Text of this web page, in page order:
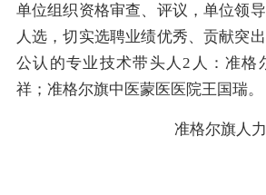
单位组织资格审查、评议，单位领
人选，切实选聘业绩优秀、贡献突
公认的专业技术带头人2人：准格
祥；准格尔旗中医蒙医医院王国瑞。
准格尔旗人